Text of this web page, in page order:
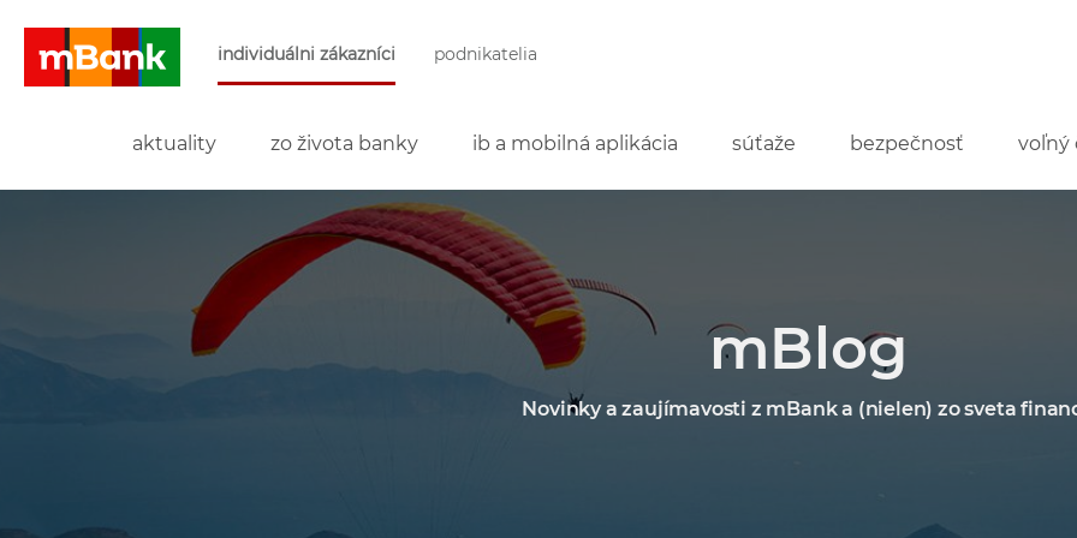
individuálni zákazníci podnikatelia
aktuality zo života banky ib a mobilná aplikácia súťaže bezpečnosť voľný
mBlog
Novinky a zaujímavosti z mBank a (nielen) zo sveta